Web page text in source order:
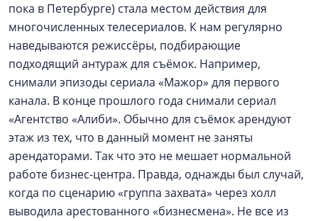
пока в Петербурге) стала местом действия для
многочисленных телесериалов. К нам регулярно
наведываются режиссёры, подбирающие
подходящий антураж для съёмок. Например,
снимали эпизоды сериала «Мажор» для первого
канала. В конце прошлого года снимали сериал
«Агентство «Алиби». Обычно для съёмок арендуют
этаж из тех, что в данный момент не заняты
арендаторами. Так что это не мешает нормальной
работе бизнес-центра. Правда, однажды был случай,
когда по сценарию «группа захвата» через холл
выводила арестованного «бизнесмена». Не все из